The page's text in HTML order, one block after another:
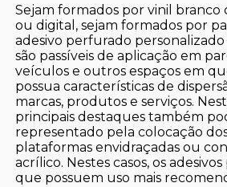
Sejam formados por vinil
ou digital, sejam formados por
adesivo perfurado
são passíveis de aplicação em
veículos e outros espaços em
possua características de
marcas, produtos e serviços.
principais destaques também
representado pela colocação
plataformas envidraçadas ou
acrílico. Nestes casos, os
que possuem uso mais